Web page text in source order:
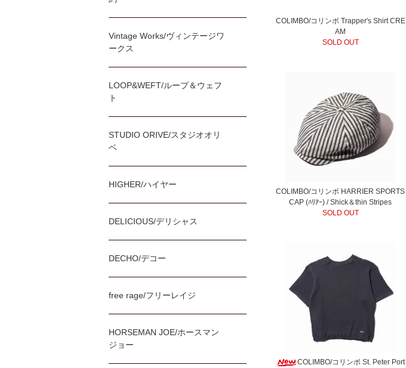
COLIMBO/コリンボ Trapper's Shirt CRE
AM
SOLD OUT
COLIMBO/コリンボ HARRIER SPORTS
CAP (ﾊﾘｱｰ) / Shick＆thin Stripes
SOLD OUT
COLIMBO/コリンボ St. Peter Port
Vintage Works/ヴィンテージワ
ークス
LOOP&WEFT/ループ＆ウェフ
ト
STUDIO ORIVE/スタジオオリ
ベ
HIGHER/ハイヤー
DELICIOUS/デリシャス
DECHO/デコー
free rage/フリーレイジ
HORSEMAN JOE/ホースマン
ジョー